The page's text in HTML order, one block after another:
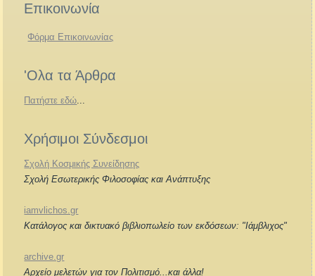
Επικοινωνία
Φόρμα Επικοινωνίας
'Ολα τα Άρθρα
Πατήστε εδώ...
Χρήσιμοι Σύνδεσμοι
Σχολή Κοσμικής Συνείδησης
Σχολή Εσωτερικής Φιλοσοφίας και Ανάπτυξης
iamvlichos.gr
Κατάλογος και δικτυακό βιβλιοπωλείο των εκδόσεων: "Ιάμβλιχος"
archive.gr
Αρχείο μελετών για τον Πολιτισμό...και άλλα!